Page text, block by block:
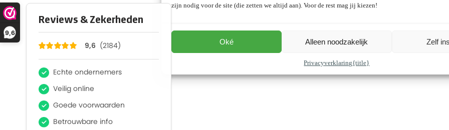
9,6
zijn nodig voor de site (die zetten we altijd aan). Voor de rest mag jij kiezen!
Oké Alleen noodzakelijk Zelf
Privacyverklaring{title}